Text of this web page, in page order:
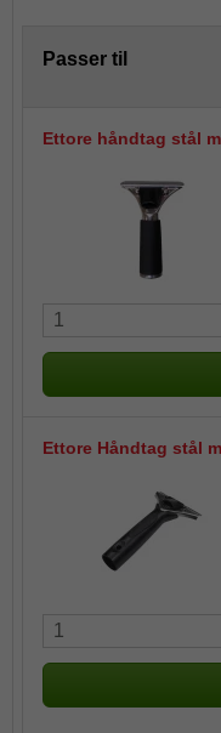
Passer til
Ettore håndtag stål
Ettore Håndtag stål